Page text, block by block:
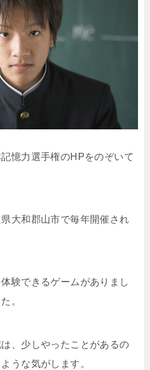
憶力選手権のHPをのぞいて
大和郡山市で毎年開催され
験できるゲームがありまし
。
、少しやったことがあるの
うな気がします。